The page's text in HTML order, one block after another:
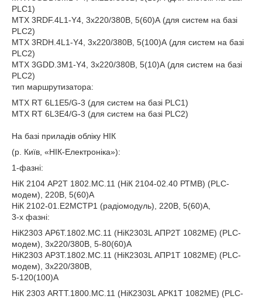
PLC1)
MTX 3RDF.4L1-Y4, 3х220/380В, 5(60)А (для систем на базі
PLC2)
MTX 3RDН.4L1-Y4, 3х220/380В, 5(100)А (для систем на базі
PLC2)
MTX 3GDD.3M1-Y4, 3х220/380В, 5(10)А (для систем на базі
PLC2)
тип маршрутизатора:
MTX RT 6L1E5/G-3 (для систем на базі PLC1)
MTX RT 6L3E4/G-3 (для систем на базі PLC2)
На базі приладів обліку НІК
(р. Київ, «НІК-Електроніка»):
1-фазні:
НіК 2104 AP2T 1802.MC.11 (НіК 2104-02.40 РТМВ) (PLC-
модем), 220В, 5(60)А
НіК 2102-01.Е2МСТР1 (радіомодуль), 220В, 5(60)А,
3-х фазні:
НіК2303 АР6Т.1802.MC.11 (НіК2303L АПР2Т 1082МЕ) (PLC-
модем), 3х220/380В, 5-80(60)А
НіК2303 АР3Т.1802.MC.11 (НіК2303L АПР1Т 1082МЕ) (PLC-
модем), 3х220/380В,
5-120(100)А
НіК 2303 ARTT.1800.MC.11 (НіК2303L АРК1Т 1082МЕ) (PLC-